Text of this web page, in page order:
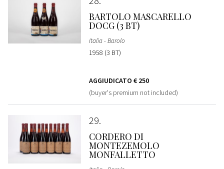
BARTOLO MASCARELLO
DOCG (3 BT)
Italia - Barolo
1958 (3 BT)
AGGIUDICATO € 250
(buyer's premium not included)
29
CORDERO DI
MONTEZEMOLO
MONFALLETTO